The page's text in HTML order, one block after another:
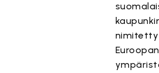
nimitetty
Euroopan